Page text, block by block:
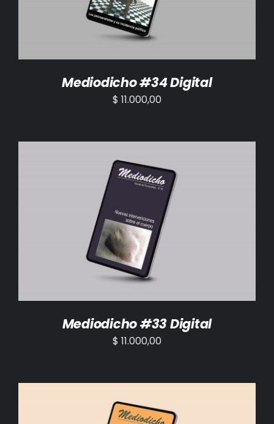
Mediodicho #34 Digital
$ 11.000,00
AÑADIR AL CARRITO /
Mediodicho #33 Digital
$ 11.000,00